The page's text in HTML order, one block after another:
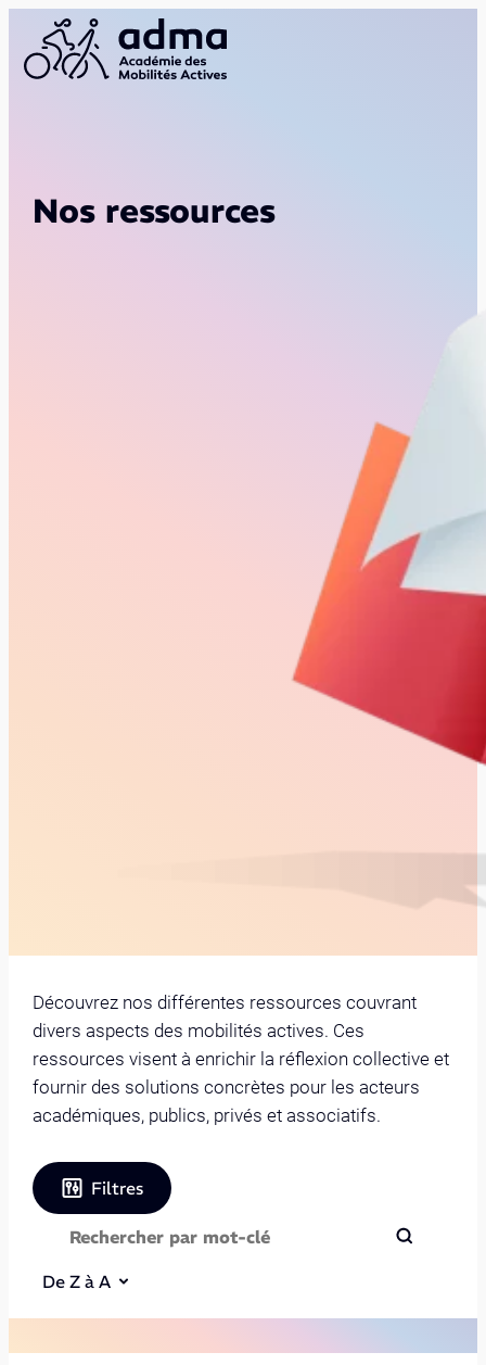
Nos ressources
Découvrez nos différentes ressources couvrant
divers aspects des mobilités actives. Ces
ressources visent à enrichir la réflexion collective et
fournir des solutions concrètes pour les acteurs
académiques, publics, privés et associatifs.
Filtres
De Z à A